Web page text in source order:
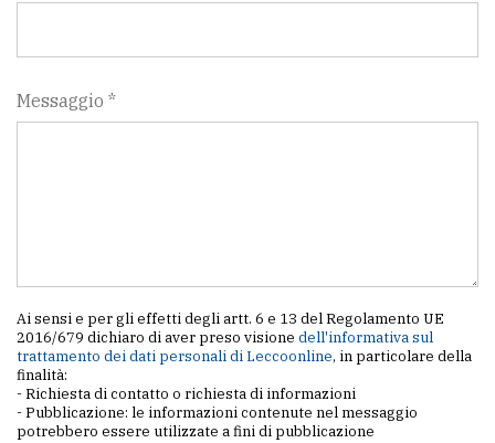
Messaggio *
Ai sensi e per gli effetti degli artt. 6 e 13 del Regolamento UE
2016/679 dichiaro di aver preso visione dell'informativa sul
trattamento dei dati personali di Leccoonline, in particolare della
finalità:
- Richiesta di contatto o richiesta di informazioni
- Pubblicazione: le informazioni contenute nel messaggio
potrebbero essere utilizzate a fini di pubblicazione